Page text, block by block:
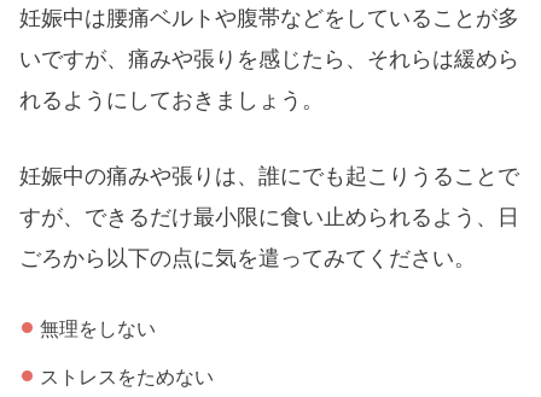
妊娠中は腰痛ベルトや腹帯などをしていることが多
いですが、痛みや張りを感じたら、それらは緩めら
れるようにしておきましょう。
妊娠中の痛みや張りは、誰にでも起こりうることで
すが、できるだけ最小限に食い止められるよう、日
ごろから以下の点に気を遣ってみてください。
無理をしない
ストレスをためない